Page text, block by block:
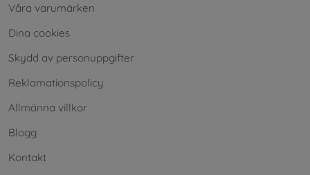
Våra varumärken
Dina cookies
Skydd av personuppgifter
Reklamationspolicy
Allmänna villkor
Blogg
Kontakt